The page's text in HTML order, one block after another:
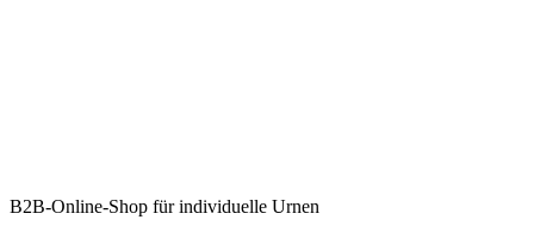
B2B-Online-Shop für individuelle Urnen